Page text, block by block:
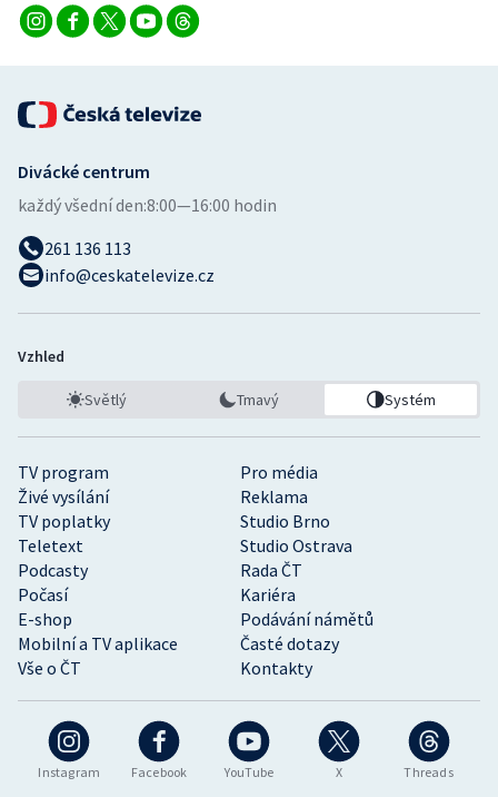
Volejbal
Instagram Facebook YouTube X Threads
TV program
Pro média
Živé vysílání
Reklama
TV poplatky
Studio Brno
Teletext
Studio Ostrava
Podcasty
Rada ČT
Počasí
Kariéra
E-shop
Podávání námětů
Mobilní a TV aplikace
Časté dotazy
Vše o ČT
Kontakty
Divácké centrum
každý všední den:8:00—16:00 hodin
261 136 113
info@ceskatelevize.cz
Vzhled
Světlý Tmavý Systém